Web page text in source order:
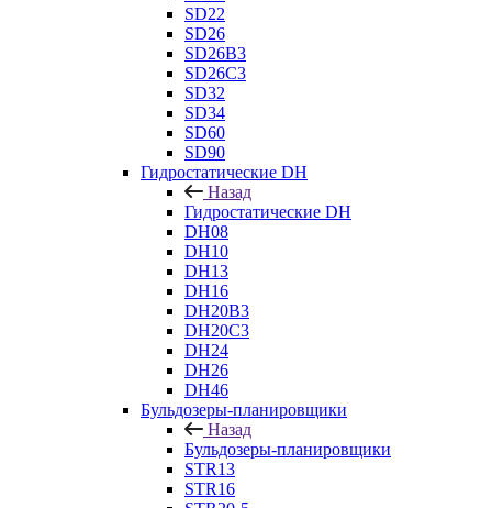
SD22
SD26
SD26B3
SD26C3
SD32
SD34
SD60
SD90
Гидростатические DH
Назад
Гидростатические DH
DH08
DH10
DH13
DH16
DH20B3
DH20C3
DH24
DH26
DH46
Бульдозеры-планировщики
Назад
Бульдозеры-планировщики
STR13
STR16